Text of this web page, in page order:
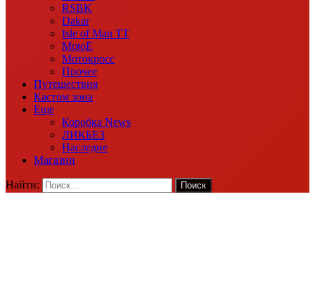
RSBK
Dakar
Isle of Man TT
MotoE
Мотокросс
Прочее
Путешествия
Кастом зона
Еще
Коробка News
ЛИКБЕЗ
Наследие
Магазин
Найти: